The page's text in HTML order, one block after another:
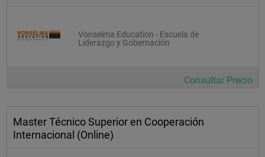
Vonselma Education - Escuela de
Liderazgo y Gobernación
Consultar Precio
Master Técnico Superior en Cooperación
Internacional (Online)